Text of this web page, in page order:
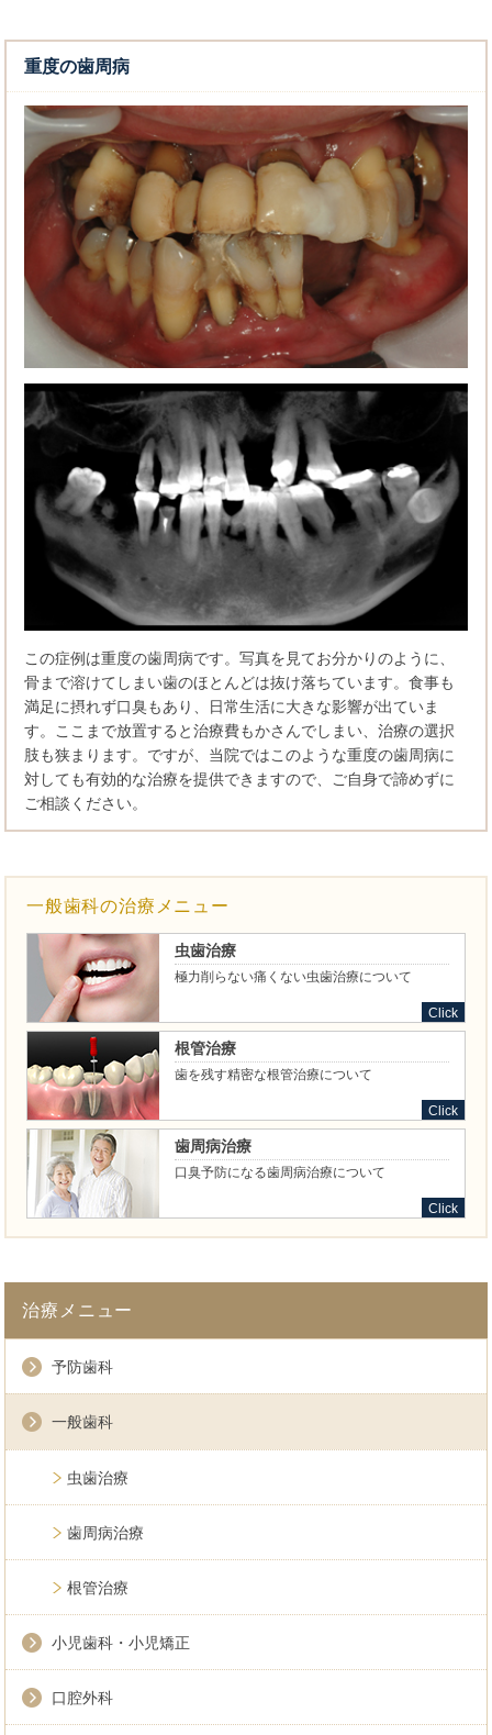
重度の歯周病
この症例は重度の歯周病です。写真を見てお分かりのように、
骨まで溶けてしまい歯のほとんどは抜け落ちています。食事も
満足に摂れず口臭もあり、日常生活に大きな影響が出ていま
す。ここまで放置すると治療費もかさんでしまい、治療の選択
肢も狭まります。ですが、当院ではこのような重度の歯周病に
対しても有効的な治療を提供できますので、ご自身で諦めずに
ご相談ください。
一般歯科の治療メニュー
虫歯治療
極力削らない痛くない虫歯治療について
Click
根管治療
歯を残す精密な根管治療について
Click
歯周病治療
口臭予防になる歯周病治療について
Click
治療メニュー
予防歯科
一般歯科
虫歯治療
歯周病治療
根管治療
小児歯科・小児矯正
口腔外科